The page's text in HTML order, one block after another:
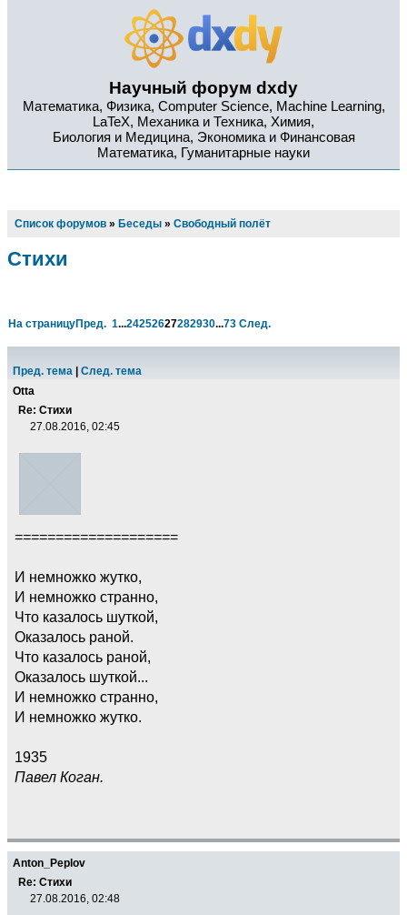
Научный форум dxdy
Математика, Физика, Computer Science, Machine Learning,
LaTeX, Механика и Техника, Химия,
Биология и Медицина, Экономика и Финансовая
Математика, Гуманитарные науки
Список форумов » Беседы » Свободный полёт
Стихи
На страницуПред. 1...24252627282930...73 След.
Пред. тема
След. тема
Otta
Re: Стихи
27.08.2016, 02:45
====================
И немножко жутко,
И немножко странно,
Что казалось шуткой,
Оказалось раной.
Что казалось раной,
Оказалось шуткой...
И немножко странно,
И немножко жутко.
1935
Павел Коган.
Anton_Peplov
Re: Стихи
27.08.2016, 02:48